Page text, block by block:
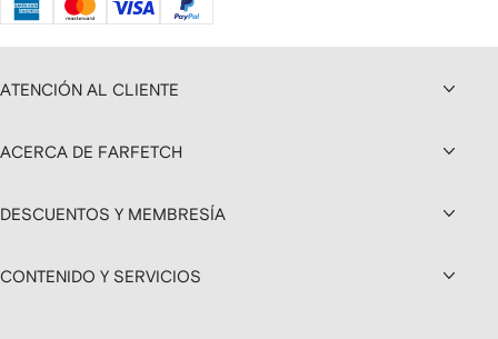
ATENCIÓN AL CLIENTE
ACERCA DE FARFETCH
DESCUENTOS Y MEMBRESÍA
CONTENIDO Y SERVICIOS